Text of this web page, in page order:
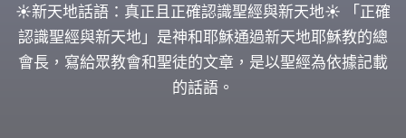
☀️新天地話語：真正且正確認識聖經與新天地☀️ 「正確
認識聖經與新天地」是神和耶穌通過新天地耶穌教的總
會長，寫給眾教會和聖徒的文章，是以聖經為依據記載
的話語。